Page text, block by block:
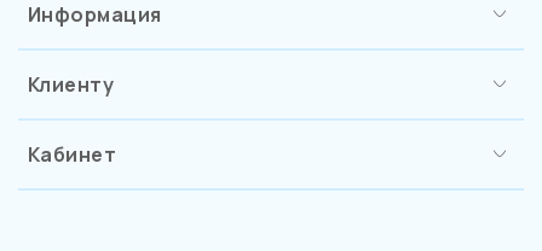
Информация
Клиенту
Кабинет